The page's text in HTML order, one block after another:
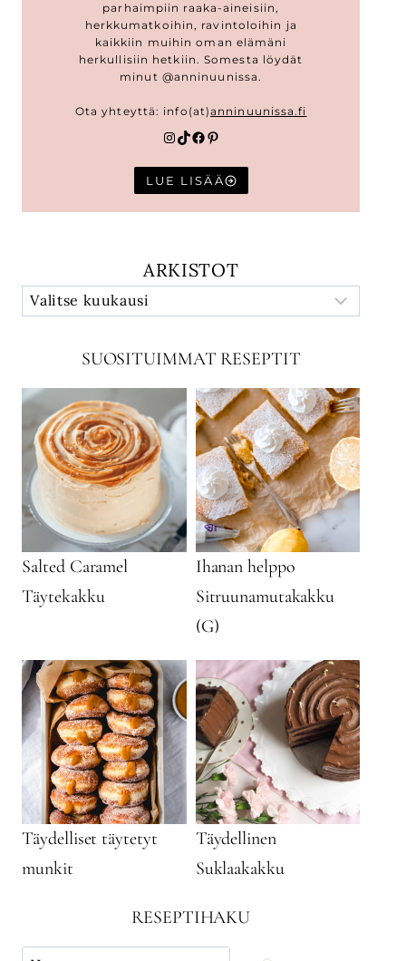
parhaimpiin raaka-aineisiin,
herkkumatkoihin, ravintoloihin ja
kaikkiin muihin oman elämäni
herkullisiin hetkiin. Somesta löydät
minut @anninuunissa.
Ota yhteyttä: info(at)anninuunissa.fi
Instagram
TikTok
Facebook
Pinterest
LUE LISÄÄ
ARKISTOT
SUOSITUIMMAT RESEPTIT
Salted Caramel
Täytekakku
Ihanan helppo
Sitruunamutakakku
(G)
Täydelliset täytetyt
munkit
Täydellinen
Suklaakakku
RESEPTIHAKU
Käytä